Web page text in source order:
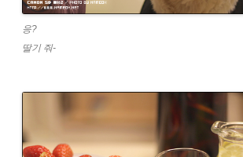
응?
딸기 줘-